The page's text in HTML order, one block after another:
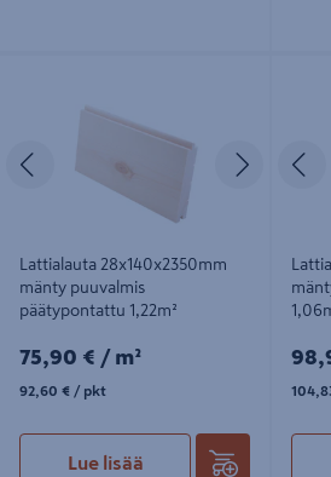
Seuraava
Lattialauta 28x140x2350mm
mänty puuvalmis
päätypontattu 1,22m²
75,90€/m²
75,90 € / m²
92,60€/pkt
92,60 € / pkt
Lue lisää